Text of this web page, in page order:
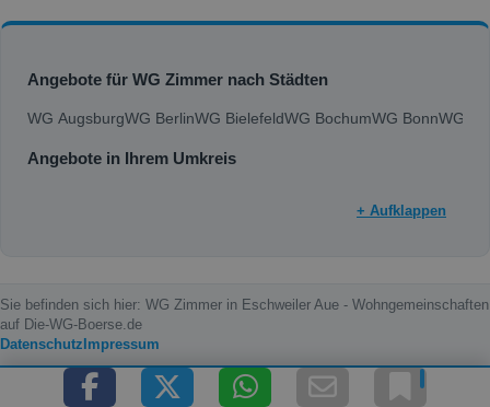
Angebote für WG Zimmer nach Städten
WG AugsburgWG BerlinWG BielefeldWG BochumWG BonnWG
Angebote in Ihrem Umkreis
+ Aufklappen
Sie befinden sich hier: WG Zimmer in Eschweiler Aue - Wohngemeinschaften
auf Die-WG-Boerse.de
Datenschutz Impressum
Copyright © 2000 - 2026 die-wg-boerse.de | Content by: die-wg-boerse.de